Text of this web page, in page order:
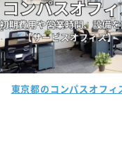
東京都のワークスタイリング